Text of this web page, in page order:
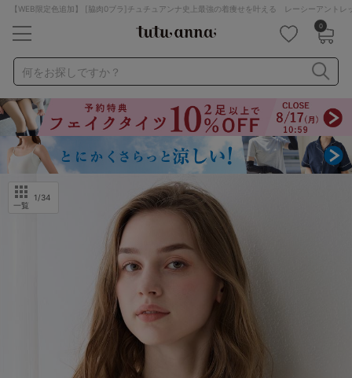
【WEB限定色追加】 [脇肉0ブラ]チュチュアンナ史上最強の着痩せを叶える レーシーアントレ
0
何をお探しですか？
ナイトブラ ノンワイヤー 特盛ブラ
チューブトップ
折り畳み
パジャマ ストッキング
キャミソール
ルームウェア
アームカバー
レッグウェア
ルームウェア
キッズ
一覧
1/34